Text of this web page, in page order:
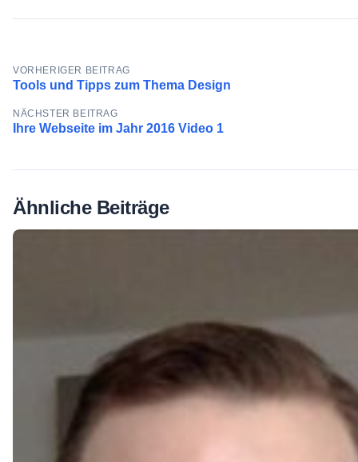
VORHERIGER BEITRAG
Tools und Tipps zum Thema Design
NÄCHSTER BEITRAG
Ihre Webseite im Jahr 2016 Video 1
Ähnliche Beiträge